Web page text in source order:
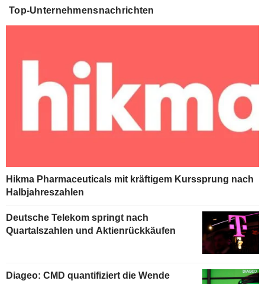
Top-Unternehmensnachrichten
Hikma Pharmaceuticals mit kräftigem Kurssprung nach
Halbjahreszahlen
Deutsche Telekom springt nach
Quartalszahlen und Aktienrückkäufen
Diageo: CMD quantifiziert die Wende